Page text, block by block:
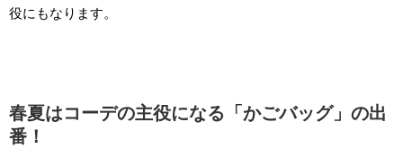
役にもなります。
春夏はコーデの主役になる「かごバッグ」の出
番！